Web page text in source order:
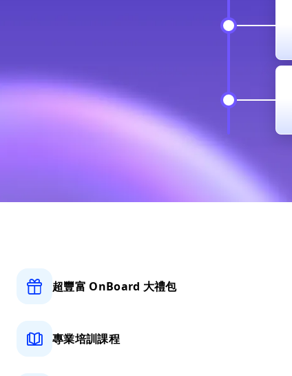
超豐富 OnBoard 大禮包
專業培訓課程